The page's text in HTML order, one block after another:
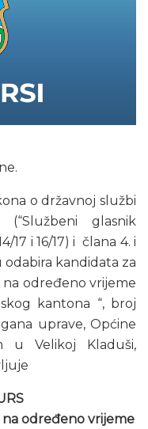
o državnoj službi
glasnik
17 i 16/17) i člana 4. i
odabira kandidata za
određeno vrijeme
kantona “, broj
uprave, Općine
u Velikoj Kladuši,
određeno vrijeme